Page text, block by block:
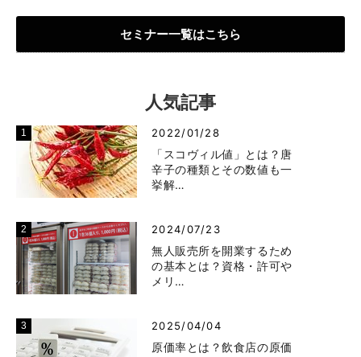
セミナー一覧はこちら
人気記事
2022/01/28
「スコヴィル値」とは？唐
辛子の種類とその数値も一
挙解…
2024/07/23
無人販売所を開業するため
の基本とは？資格・許可や
メリ…
2025/04/04
原価率とは？飲食店の原価